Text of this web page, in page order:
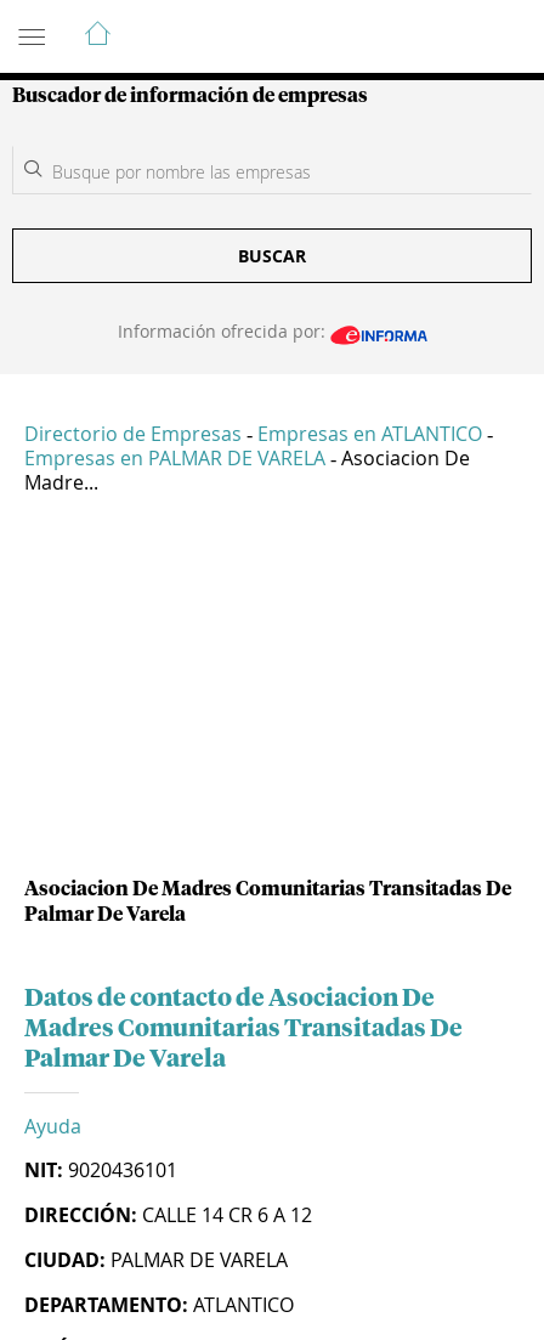
Guía de Empresas Colombianas
Buscador de información de empresas
BUSCAR
Información ofrecida por:
Directorio de Empresas - Empresas en ATLANTICO -
Empresas en PALMAR DE VARELA - Asociacion De
Madre...
Asociacion De Madres Comunitarias Transitadas De
Palmar De Varela
Datos de contacto de Asociacion De
Madres Comunitarias Transitadas De
Palmar De Varela
Ayuda
NIT: 9020436101
DIRECCIÓN: CALLE 14 CR 6 A 12
CIUDAD: PALMAR DE VARELA
DEPARTAMENTO: ATLANTICO